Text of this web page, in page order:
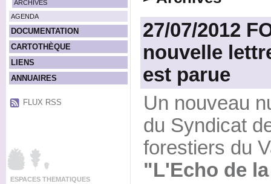
ARCHIVES
AGENDA
DOCUMENTATION
CARTOTHÈQUE
LIENS
ANNUAIRES
FLUX RSS
ESPACES THEMATIQUES
27/07/2012
nouvelle
est parue
Un nouveau
du Syndicat
forestiers du
"L'Echo de